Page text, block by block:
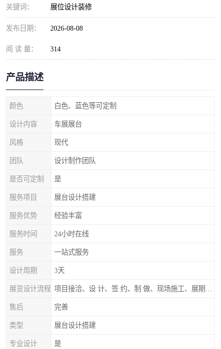
关键词： 展位设计装修
发布日期： 2026-08-08
阅 读 量： 314
产品描述
颜色 白色、蓝色等可定制
设计内容 车展展台
风格 现代
团队 设计制作团队
是否可定制 是
服务项目 展台设计搭建
服务优势 经验丰富
服务时间 24小时在线
服务 一站式服务
设计周期 3天
展览设计流程
售后 完善
类型 展台设计搭建
专业设计 是